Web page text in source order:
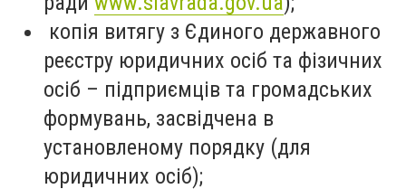
копія витягу з Єдиного державного
реєстру юридичних осіб та фізичних
осіб – підприємців та громадських
формувань, засвідчена в
установленому порядку (для
юридичних осіб);